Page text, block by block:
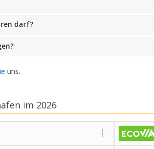
darf?
uns.
im 2026